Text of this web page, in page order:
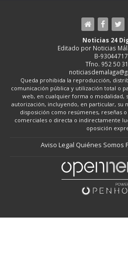
Noticias 24
Editado por Noticias
B-93044717
Tfno. 952 50
Queda prohibida la reproducción,
comunicación pública y utilización total o
web, en cualquier forma o modalidad,
autorización, incluyendo, en particular, su
disposición como resúmenes, reseñas
comerciales o directa o indirectamente
oposición
Aviso Legal Quiénes Somos